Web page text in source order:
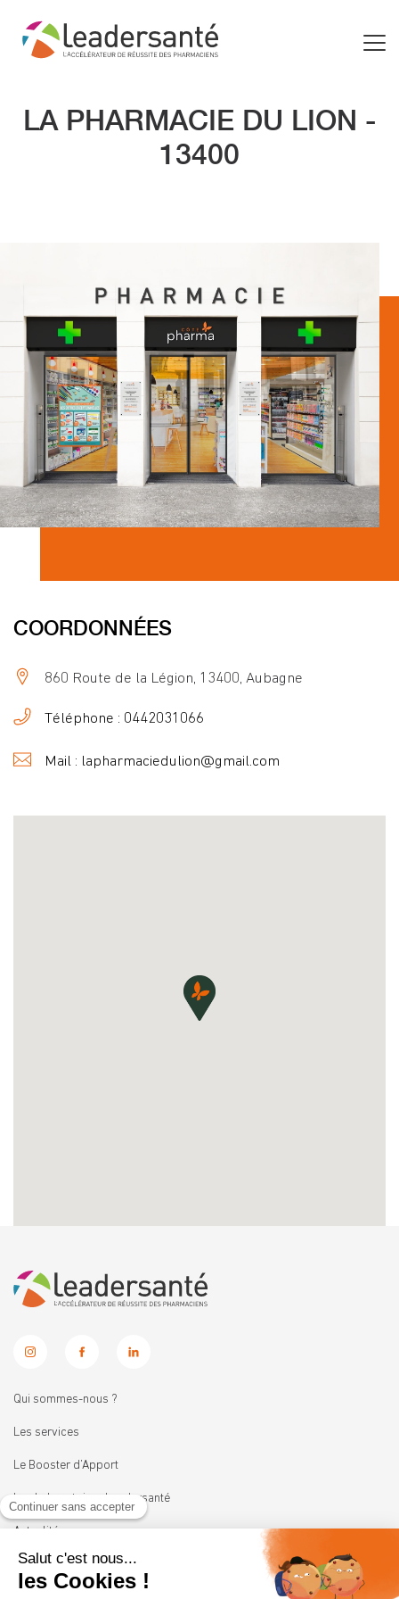
LA PHARMACIE DU LION -
13400
COORDONNÉES
860 Route de la Légion, 13400, Aubagne
Téléphone : 0442031066
Mail : lapharmaciedulion@gmail.com
Qui sommes-nous ?
Les services
Le Booster d’Apport
Les Laboratoires Leadersanté
Actualités
Nous rejoindre